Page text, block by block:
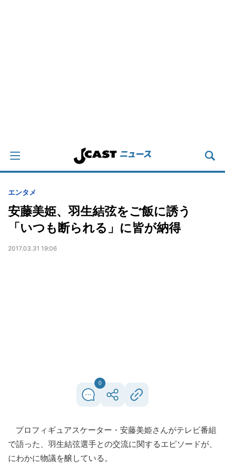
エンタメ
安藤美姫、羽生結弦をご飯に誘う
「いつも断られる」に皆が納得
2017.03.31 19:06
0
プロフィギュアスケーター・安藤美姫さんがテレビ番組
で語った、羽生結弦選手との交流に関するエピソードが、
にわかに物議を醸している。